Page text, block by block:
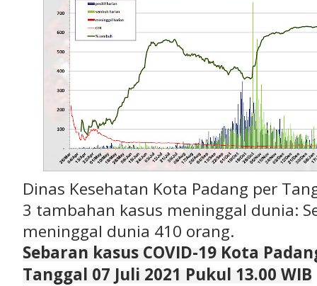
Dinas Kesehatan Kota Padang per
3 tambahan kasus meninggal dunia:
meninggal dunia 410 orang.
Sebaran kasus COVID-19 Kota
Tanggal 07 Juli 2021 Pukul 13.00 WIB